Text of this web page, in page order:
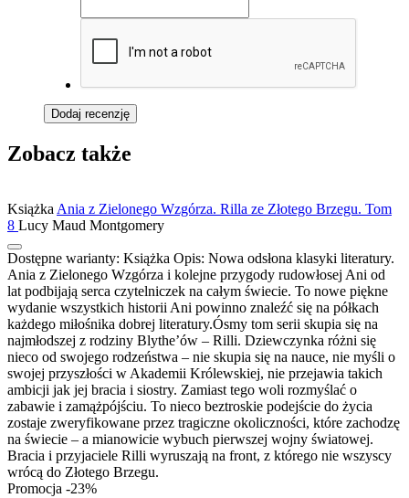
Dodaj recenzję
Zobacz także
Książka Ania z Zielonego Wzgórza. Rilla ze Złotego Brzegu. Tom
8 Lucy Maud Montgomery
Dostępne warianty: Książka Opis: Nowa odsłona klasyki literatury.
Ania z Zielonego Wzgórza i kolejne przygody rudowłosej Ani od
lat podbijają serca czytelniczek na całym świecie. To nowe piękne
wydanie wszystkich historii Ani powinno znaleźć się na półkach
każdego miłośnika dobrej literatury.Ósmy tom serii skupia się na
najmłodszej z rodziny Blythe’ów – Rilli. Dziewczynka różni się
nieco od swojego rodzeństwa – nie skupia się na nauce, nie myśli o
swojej przyszłości w Akademii Królewskiej, nie przejawia takich
ambicji jak jej bracia i siostry. Zamiast tego woli rozmyślać o
zabawie i zamążpójściu. To nieco beztroskie podejście do życia
zostaje zweryfikowane przez tragiczne okoliczności, które zachodzę
na świecie – a mianowicie wybuch pierwszej wojny światowej.
Bracia i przyjaciele Rilli wyruszają na front, z którego nie wszyscy
wrócą do Złotego Brzegu.
Promocja -23%